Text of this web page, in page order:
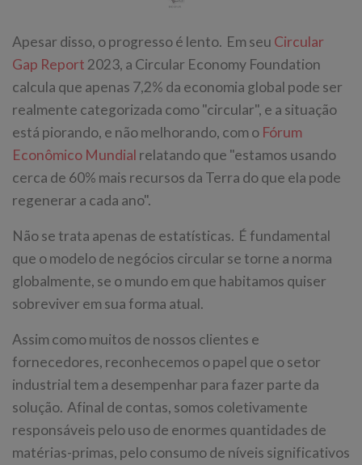
Apesar disso, o progresso é lento. Em seu Circular
Gap Report 2023, a Circular Economy Foundation
calcula que apenas 7,2% da economia global pode ser
realmente categorizada como "circular", e a situação
está piorando, e não melhorando, com o Fórum
Econômico Mundial relatando que "estamos usando
cerca de 60% mais recursos da Terra do que ela pode
regenerar a cada ano".
Não se trata apenas de estatísticas. É fundamental
que o modelo de negócios circular se torne a norma
globalmente, se o mundo em que habitamos quiser
sobreviver em sua forma atual.
Assim como muitos de nossos clientes e
fornecedores, reconhecemos o papel que o setor
industrial tem a desempenhar para fazer parte da
solução. Afinal de contas, somos coletivamente
responsáveis pelo uso de enormes quantidades de
matérias-primas, pelo consumo de níveis significativos